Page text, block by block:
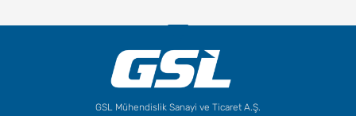
GSL Mühendislik Sanayi ve Ticaret A.Ş.